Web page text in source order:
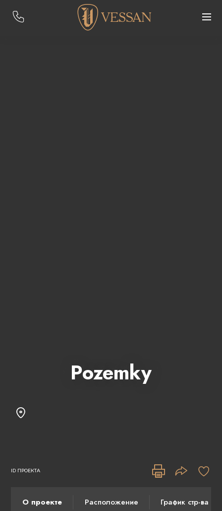
Pozemky
ID ПРОЕКТА
О проекте Расположение График стр-ва